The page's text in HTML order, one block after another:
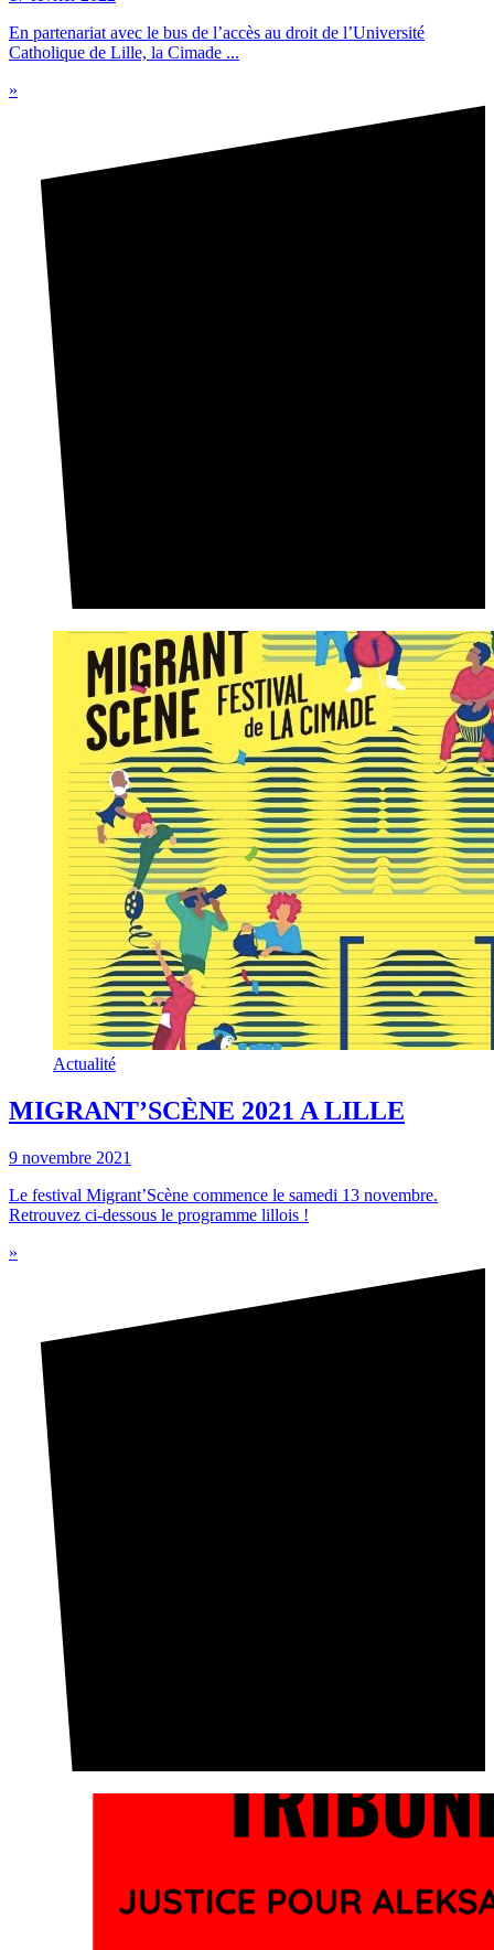
En partenariat avec le bus de l’accès au droit de l’Université
Catholique de Lille, la Cimade ...
»
Actualité
MIGRANT’SCÈNE 2021 A LILLE
9 novembre 2021
Le festival Migrant’Scène commence le samedi 13 novembre.
Retrouvez ci-dessous le programme lillois !
»